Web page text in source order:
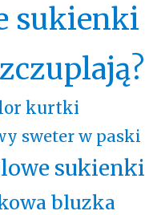
sukienki
kurtki
sweter w paski
sukienki
bluzka